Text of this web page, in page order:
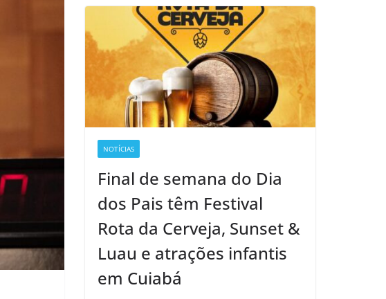
NOTÍCIAS
Final de semana do Dia
dos Pais têm Festival
Rota da Cerveja, Sunset &
Luau e atrações infantis
em Cuiabá